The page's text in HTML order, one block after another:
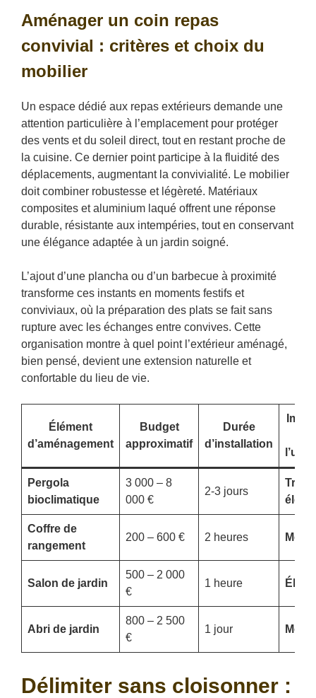
Aménager un coin repas
convivial : critères et choix du
mobilier
Un espace dédié aux repas extérieurs demande une
attention particulière à l’emplacement pour protéger
des vents et du soleil direct, tout en restant proche de
la cuisine. Ce dernier point participe à la fluidité des
déplacements, augmentant la convivialité. Le mobilier
doit combiner robustesse et légèreté. Matériaux
composites et aluminium laqué offrent une réponse
durable, résistante aux intempéries, tout en conservant
une élégance adaptée à un jardin soigné.
L’ajout d’une plancha ou d’un barbecue à proximité
transforme ces instants en moments festifs et
conviviaux, où la préparation des plats se fait sans
rupture avec les échanges entre convives. Cette
organisation montre à quel point l’extérieur aménagé,
bien pensé, devient une extension naturelle et
confortable du lieu de vie.
Élément
d’aménagement
Budget
approximatif
Durée
d’installation
Pergola
bioclimatique
3 000 – 8
000 €
2-3 jours
Très
élevé
Coffre de
rangement
200 – 600 € 2 heures
Salon de jardin
500 – 2 000
€
1 heure Élevé
Abri de jardin
800 – 2 500
€
1 jour
Délimiter sans cloisonner :